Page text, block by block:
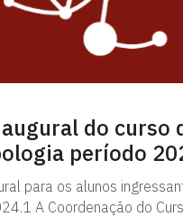
do curso
período
para os alunos
A Coordenação do